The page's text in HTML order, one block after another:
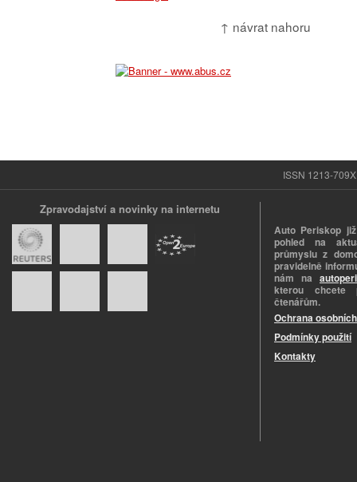
↑ návrat nahoru
ISSN 1213-
Zpravodajství a novinky na internetu
Auto Periskop
pohled na
průmyslu z
pravidelně
nám na
kterou chcete
čtenářům.
Ochrana
Podmínky použití
Kontakty